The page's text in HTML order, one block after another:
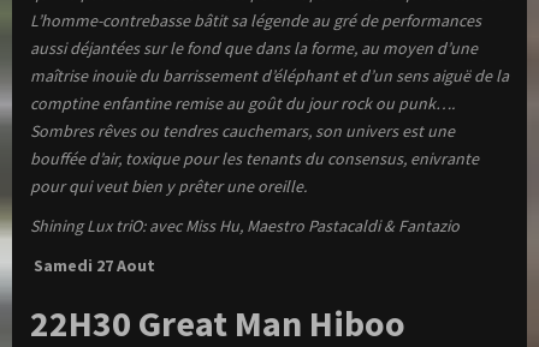
L’homme-contrebasse bâtit sa légende au gré de performances
aussi déjantées sur le fond que dans la forme, au moyen d’une
maîtrise inouïe du barrissement d’éléphant et d’un sens aiguë de la
comptine enfantine remise au goût du jour rock ou punk….
Sombres rêves ou tendres cauchemars, son univers est une
bouffée d’air, toxique pour les tenants du consensus, enivrante
pour qui veut bien y prêter une oreille.
Shining Lux triO: avec Miss Hu, Maestro Pastacaldi & Fantazio
Samedi 27 Aout
22H30 Great Man Hiboo